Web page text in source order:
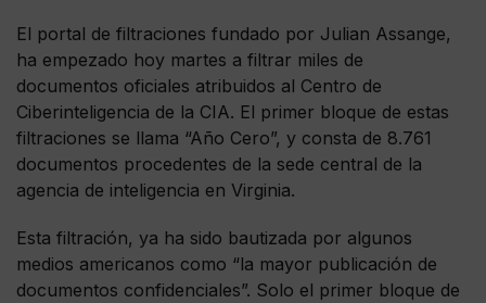
El portal de filtraciones fundado por Julian Assange,
ha empezado hoy martes a filtrar miles de
documentos oficiales atribuidos al Centro de
Ciberinteligencia de la CIA. El primer bloque de estas
filtraciones se llama “Año Cero”, y consta de 8.761
documentos procedentes de la sede central de la
agencia de inteligencia en Virginia.
Esta filtración, ya ha sido bautizada por algunos
medios americanos como “la mayor publicación de
documentos confidenciales”. Solo el primer bloque de